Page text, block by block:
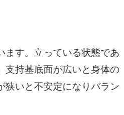
ます。立っている状態であ
支持基底面が広いと身体の
狭いと不安定になりバラン